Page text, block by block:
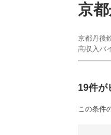
京
京都丹後
高収入バ
19件が
この条件